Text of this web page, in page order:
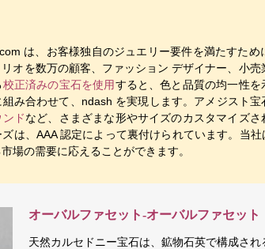
は、お客様独自のジュエリー要件を満たすた
オを数万の顧客、ファッション デザイナー、小
校正済みの宝石を使用すると、色と品質の均一性
み合わせて、ndash を実現します。アメジスト宝
ドなど、さまざまな形やサイズのカスタマイズ
は、AAA 認定によって裏付けられています。当
場の需要に応えることができます。
オーバルファセット-オーバルファセット
天然カルセドニー宝石は、鉱物石英で構成さ